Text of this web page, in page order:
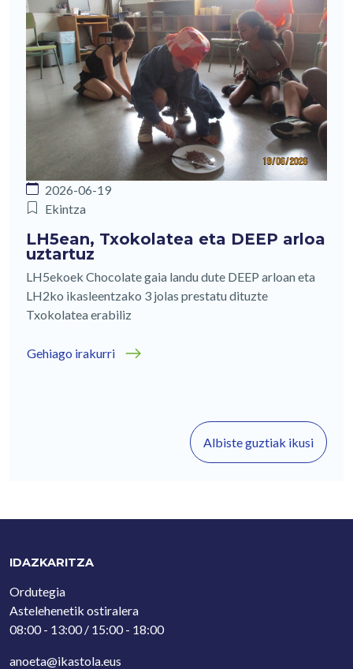
2026-06-19
Ekintza
LH5ean, Txokolatea eta DEEP arloa
uztartuz
LH5ekoek Chocolate gaia landu dute DEEP arloan eta
LH2ko ikasleentzako 3 jolas prestatu dituzte
Txokolatea erabiliz
Gehiago irakurri
Albiste guztiak ikusi
IDAZKARITZA
Ordutegia
Astelehenetik ostiralera
08:00 - 13:00 / 15:00 - 18:00
anoeta@ikastola.eus